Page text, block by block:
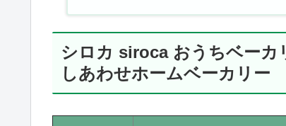
シロカ siroca おうちベーカ
しあわせホームベーカリー